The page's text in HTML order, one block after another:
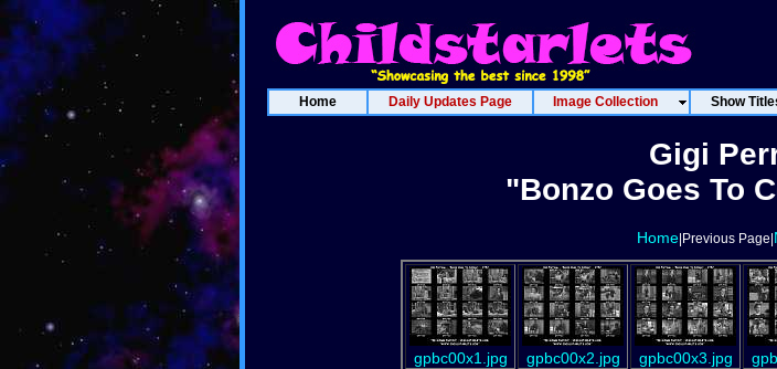
Home Daily Updates Page Image Collection Show
Gigi
"Bonzo Goes To
Home|Previous Page|
gpbc00x1.jpg gpbc00x2.jpg gpbc00x3.jpg